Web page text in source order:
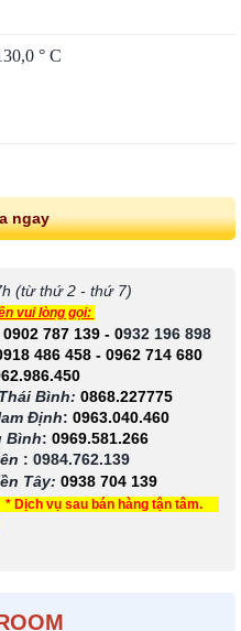
° C
ngay
(từ thứ 2 - thứ 7)
vui lòng gọi:
0902 787 139- 0932 196 898
486 458 - 0962 714 680
Bình: 0868.227775
Định: 0963.040.460
Bình: 0969.581.266
: 0984.762.139
Tây: 0938 704 139
Dịch vụ sau bán hàng tận tâm.